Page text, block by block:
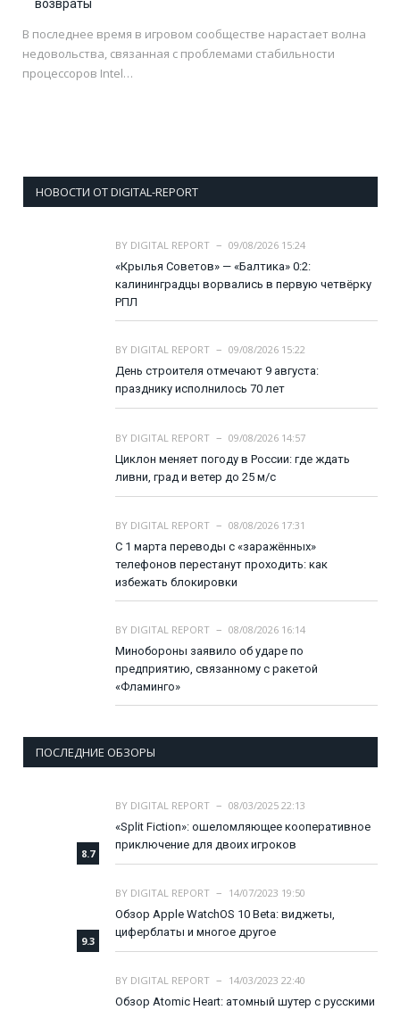
возвраты
В последнее время в игровом сообществе нарастает волна
недовольства, связанная с проблемами стабильности
процессоров Intel…
НОВОСТИ ОТ DIGITAL-REPORT
BY DIGITAL REPORT
09/08/2026 15:24
«Крылья Советов» — «Балтика» 0:2:
калининградцы ворвались в первую четвёрку
РПЛ
BY DIGITAL REPORT
09/08/2026 15:22
День строителя отмечают 9 августа:
празднику исполнилось 70 лет
BY DIGITAL REPORT
09/08/2026 14:57
Циклон меняет погоду в России: где ждать
ливни, град и ветер до 25 м/с
BY DIGITAL REPORT
08/08/2026 17:31
С 1 марта переводы с «заражённых»
телефонов перестанут проходить: как
избежать блокировки
BY DIGITAL REPORT
08/08/2026 16:14
Минобороны заявило об ударе по
предприятию, связанному с ракетой
«Фламинго»
ПОСЛЕДНИЕ ОБЗОРЫ
8.7
BY DIGITAL REPORT
08/03/2025 22:13
«Split Fiction»: ошеломляющее кооперативное
приключение для двоих игроков
9.3
BY DIGITAL REPORT
14/07/2023 19:50
Обзор Apple WatchOS 10 Beta: виджеты,
циферблаты и многое другое
BY DIGITAL REPORT
14/03/2023 22:40
Обзор Atomic Heart: атомный шутер с русскими